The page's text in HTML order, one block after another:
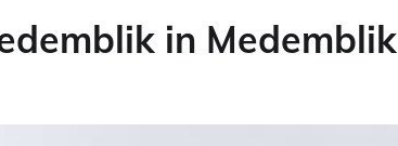
in Medemblik